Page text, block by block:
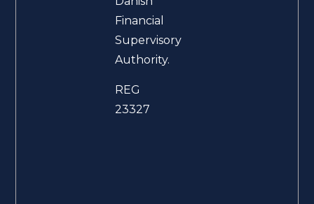
Financial
Supervisory
Authority.
REG
23327